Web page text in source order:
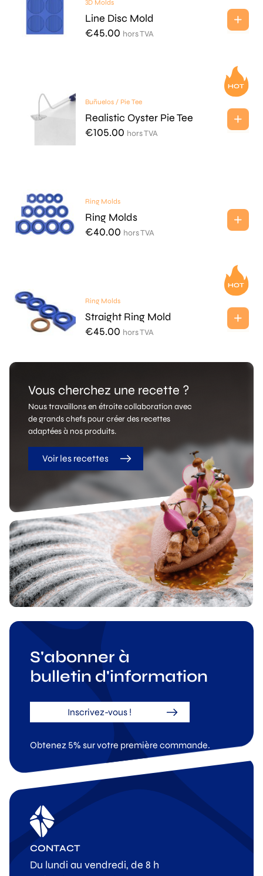
3D Molds
Line Disc Mold
€45.00 hors TVA
Buñuelos / Pie Tee
Realistic Oyster Pie Tee
€105.00 hors TVA
Ring Molds
Ring Molds
€40.00 hors TVA
Ring Molds
Straight Ring Mold
€45.00 hors TVA
Vous cherchez une recette ?
Nous travaillons en étroite collaboration avec
de grands chefs pour créer des recettes
adaptées à nos produits.
Voir les recettes
S'abonner à
bulletin d'information
Inscrivez-vous !
Obtenez 5% sur votre première commande.
CONTACT
Du lundi au vendredi, de 8 h